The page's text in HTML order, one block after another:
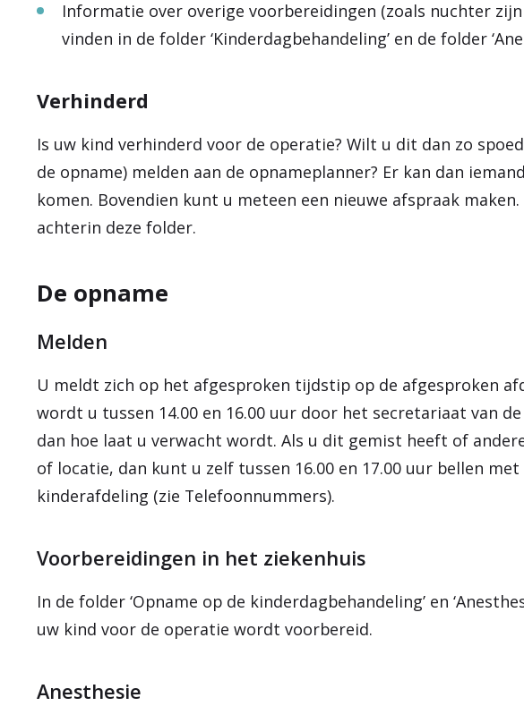
Informatie over overige voorbereidingen (zoals nuchter
vinden in de folder ‘Kinderdagbehandeling’ en de folder
Verhinderd
Is uw kind verhinderd voor de operatie? Wilt u dit dan zo
de opname) melden aan de opnameplanner? Er kan dan
komen. Bovendien kunt u meteen een nieuwe afspraak
achterin deze folder.
De opname
Melden
U meldt zich op het afgesproken tijdstip op de afgesproken
wordt u tussen 14.00 en 16.00 uur door het secretariaat van
dan hoe laat u verwacht wordt. Als u dit gemist heeft of
of locatie, dan kunt u zelf tussen 16.00 en 17.00 uur bellen
kinderafdeling (zie Telefoonnummers).
Voorbereidingen in het ziekenhuis
In de folder ‘Opname op de kinderdagbehandeling’ en
uw kind voor de operatie wordt voorbereid.
Anesthesie